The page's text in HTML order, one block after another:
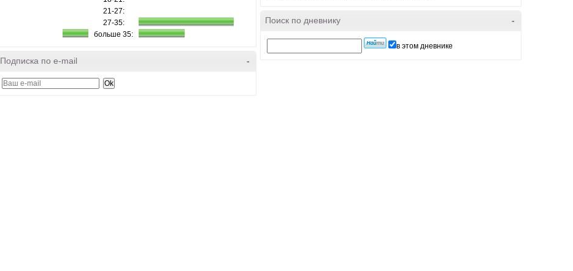
21-27:
27-35:
больше 35:
-
Подписка по e-mail
-
Поиск по дневнику
в этом дневнике